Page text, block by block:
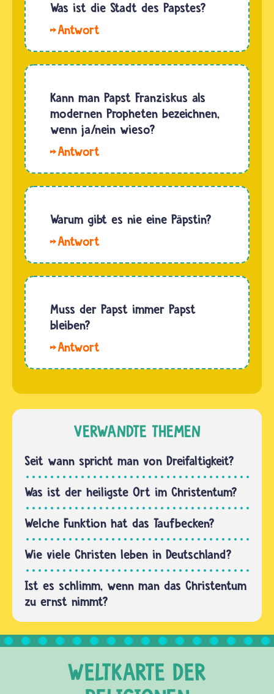
307
von
denen
266 in
lebten.
Manchmal
waren
Kardinäle
Könige
Was ist die Stadt des Papstes?
Papstes
eigentlich
ein Land:
der Staat
Vatikanstadt,
kurz
auch
Vatikan
Dort lebt
und…
Kann man Papst Franziskus als
modernen Propheten bezeichnen,
wenn ja/nein wieso?
Man kann
Franziskus
modernen
Propheten
bezeichnen.
viele
Menschen
glauben,
Gott…
Warum gibt es nie eine Päpstin?
der
Kirche
gibt es
keine
Gleichberechtigung.
Muss der Papst immer Papst
bleiben?
fast
immer
bis zu
seinem
Tod im
Amt.Der
Vorgänger
des
jetzigen
Papstes
Franziskus
gab sein
Amt…
VERWANDTE THEMEN
Seit wann spricht man von Dreifaltigkeit?
Was ist der heiligste Ort im Christentum?
Welche Funktion hat das Taufbecken?
Wie viele Christen leben in Deutschland?
Ist es schlimm, wenn man das Christentum
zu ernst nimmt?